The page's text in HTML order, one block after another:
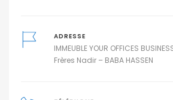
ADRESSE
IMMEUBLE YOUR OFFICES
Frères Nadir – BABA HASSEN